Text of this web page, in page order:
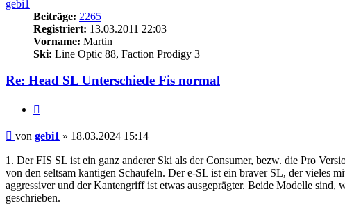
gebi1
Beiträge: 2265
Registriert: 13.03.2011 22:03
Vorname: Martin
Ski: Line Optic 88, Faction Prodigy 3
Re: Head SL Unterschiede Fis normal
Beitrag
von gebi1 » 18.03.2024 15:14
1. Der FIS SL ist ein ganz anderer Ski als der Consumer, bezw. die Pro
von den seltsam kantigen Schaufeln. Der e-SL ist ein braver SL, der vieles
aggressiver und der Kantengriff ist etwas ausgeprägter. Beide Modelle
geschrieben.